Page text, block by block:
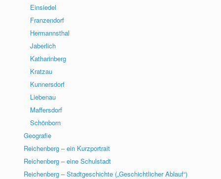
Einsiedel
Franzendorf
Hermannsthal
Jaberlich
Katharinberg
Kratzau
Kunnersdorf
Liebenau
Maffersdorf
Schönborn
Geografie
Reichenberg – ein Kurzportrait
Reichenberg – eine Schulstadt
Reichenberg – Stadtgeschichte („Geschichtlicher Ablauf“)